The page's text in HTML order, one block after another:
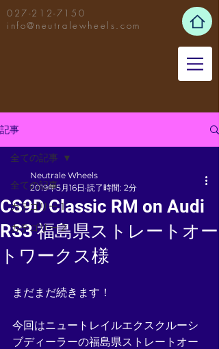
027-212-7150
info@neutralewheels.com
記事
全ての記事
カテゴリー 1
カテゴリー 2
全ての記事
CS9D Classic RM on Audi
RS3 福島県ストレートオー
トワークス様
Neutrale Wheels
2019年5月16日 読了時間: 2分
まだまだ続きます！
今回はニュートレイルエクスクルーシ
ブディーラーの福島県ストレートオー